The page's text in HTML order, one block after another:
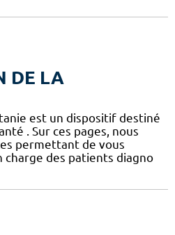
DE LA
est un dispositif destiné
. Sur ces pages, nous
permettant de vous
des patients diagno